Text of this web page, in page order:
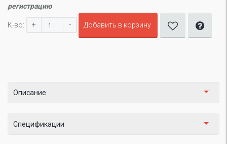
регистрацию
К-во: + - Добавить в корзину
Описание
Спецификации